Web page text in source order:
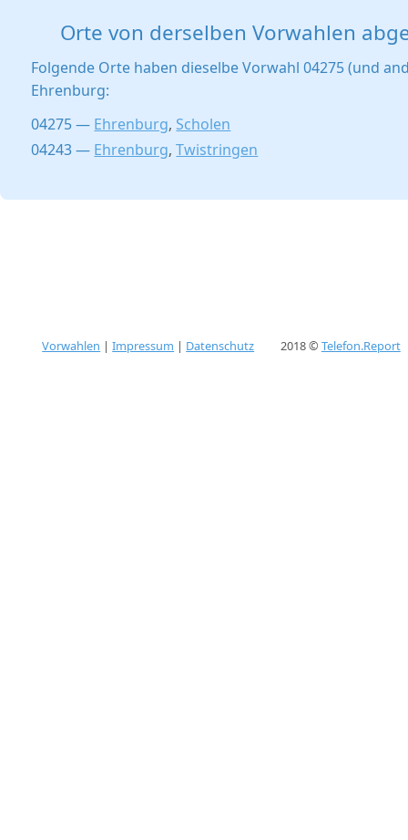
Orte von derselben Vorwahlen
Folgende Orte haben dieselbe Vorwahl 04275 (und
Ehrenburg:
04275 — Ehrenburg, Scholen
04243 — Ehrenburg,Twistringen
Vorwahlen |Impressum | Datenschutz 2018 © Telefon.Report